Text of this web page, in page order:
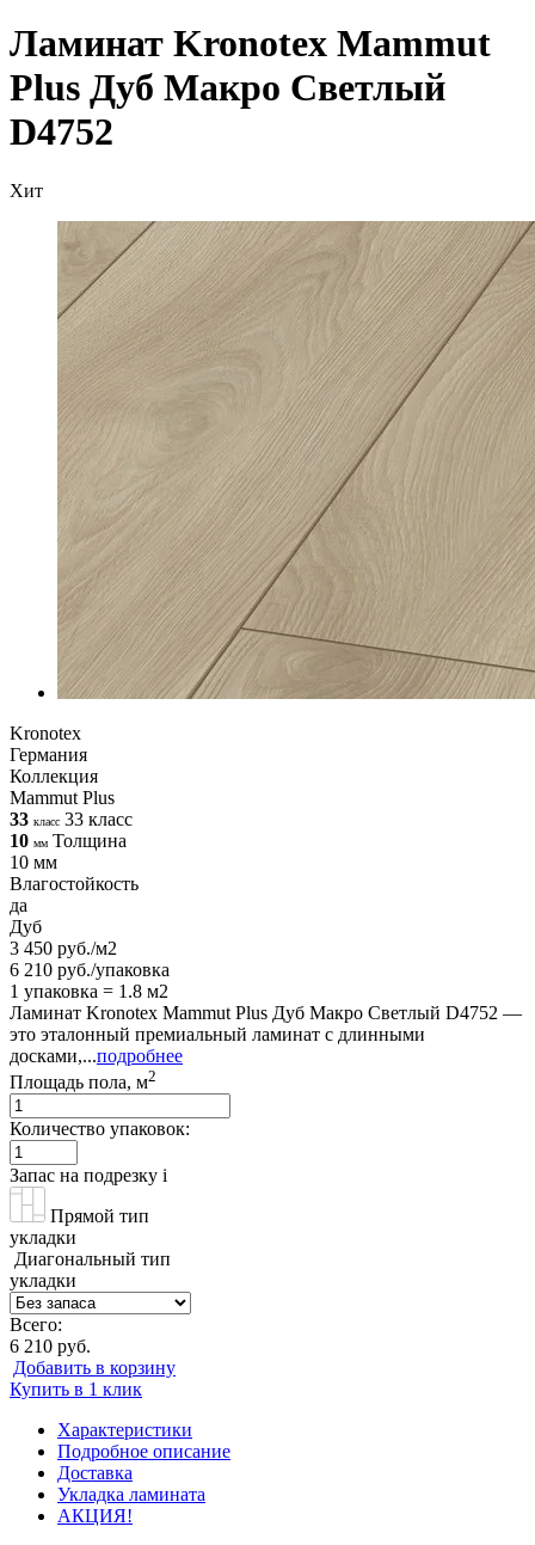
Ламинат Kronotex Mammut
Plus Дуб Макро Светлый
D4752
Хит
Kronotex
Германия
Коллекция
Mammut Plus
33 класс 33 класс
10 мм Толщина
10 мм
Влагостойкость
да
Дуб
3 450 руб./м2
6 210 руб./упаковка
1 упаковка = 1.8 м2
Ламинат Kronotex Mammut Plus Дуб Макро Светлый D4752 —
это эталонный премиальный ламинат с длинными
досками,...подробнее
Площадь пола, м2
Количество упаковок:
Запас на подрезку i
Прямой тип
укладки
Диагональный тип
укладки
Всего:
6 210 руб.
Добавить в корзину
Купить в 1 клик
Характеристики
Подробное описание
Доставка
Укладка ламината
АКЦИЯ!